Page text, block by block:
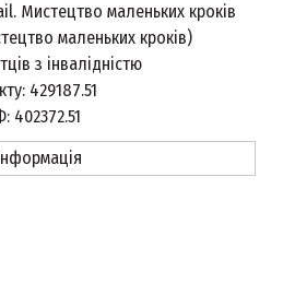
Мистецтво маленьких кроків
маленьких кроків)
з інвалідністю
429187.51
402372.51